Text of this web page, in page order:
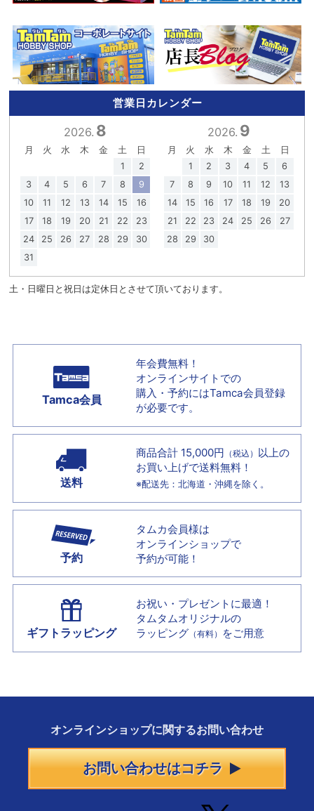
営業日カレンダー
2026. 8
月 火 水 木 金 土
日
1
2
3
4 5 6 7 8
9
10
11 12 13 14 15
16
17
18 19 20 21 22
23
24
25 26 27 28 29
30
31
2026. 9
月 火 水 木 金 土
日
1
2 3 4 5
6
7
8 9 10 11 12
13
14
15 16 17 18 19
20
21
22 23 24 25 26
27
28
29 30
土・日曜日と祝日は定休日とさせて頂いております。
Tamca会員
年会費無料！
オンラインサイトでの
購入・予約にはTamca会員登録
が必要です。
送料
商品合計 15,000円 （税込） 以上の
お買い上げで送料無料！
※配送先：北海道・沖縄を除く。
予約
タムカ会員様は
オンラインショップで
予約が可能！
ギフトラッピング
お祝い・プレゼントに最適！
タムタムオリジナルの
ラッピング （有料） をご用意
オンラインショップに関するお問い合わせ
お問い合わせはコチラ